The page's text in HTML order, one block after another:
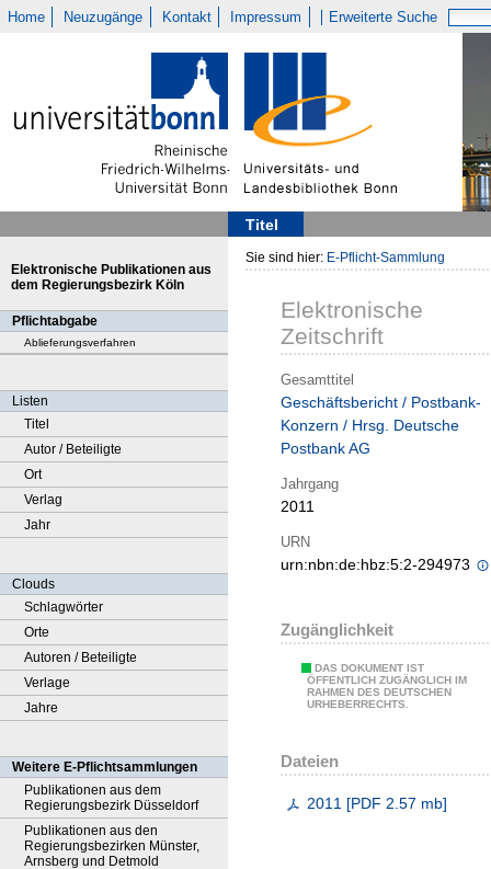
Home Neuzugänge Kontakt Impressum Erweiterte Suche
Titel
Elektronische Publikationen aus
dem Regierungsbezirk Köln
Pflichtabgabe
Ablieferungsverfahren
Listen
Titel
Autor / Beteiligte
Ort
Verlag
Jahr
Clouds
Schlagwörter
Orte
Autoren / Beteiligte
Verlage
Jahre
Weitere E-Pflichtsammlungen
Publikationen aus dem
Regierungsbezirk Düsseldorf
Publikationen aus den
Regierungsbezirken Münster,
Arnsberg und Detmold
Sie sind hier: E-Pflicht-Sammlung
Elektronische
Zeitschrift
Gesamttitel
Geschäftsbericht / Postbank-
Konzern / Hrsg. Deutsche
Postbank AG
Jahrgang
2011
URN
urn:nbn:de:hbz:5:2-294973
Zugänglichkeit
DAS DOKUMENT IST
ÖFFENTLICH ZUGÄNGLICH IM
RAHMEN DES DEUTSCHEN
URHEBERRECHTS.
Dateien
2011 [PDF 2.57 mb]